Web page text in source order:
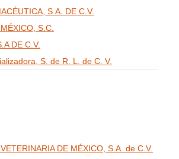
S.A. DE C.V.
S.C.
DE C.V.
S. de R. L. de C. V.
DE MÉXICO, S.A. de C.V.